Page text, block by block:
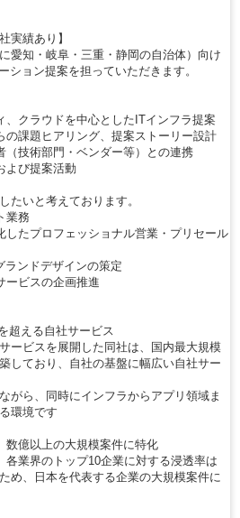
実績あり】
愛知・岐阜・三重・静岡の自治体）向け
ション提案を担っていただきます。
クラウドを中心としたITインフラ提案
の課題ヒアリング、提案ストーリー設計
（技術部門・ベンダー等）との連携
よび提案活動
たいと考えております。
業務
したプロフェッショナル営業・プリセール
ンドデザインの策定
ービスの企画推進
超える自社サービス
ービスを展開した同社は、国内最大規模
しており、自社の基盤に幅広い自社サー
がら、同時にインフラからアプリ領域ま
環境です
数億以上の大規模案件に特化
各業界のトップ10企業に対する浸透率は
め、日本を代表する企業の大規模案件に